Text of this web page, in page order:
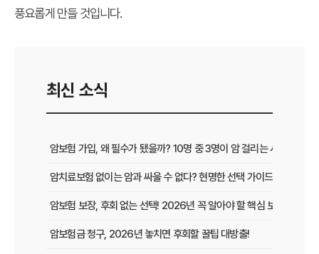
풍요롭게 만들 것입니다.
최신 소식
암보험 가입, 왜 필수가 됐을까? 10명 중 3명이 암 걸리는 시대, 현명
암치료보험 없이는 암과 싸울 수 없다? 현명한 선택 가이드
암보험 보장, 후회 없는 선택! 2026년 꼭 알아야 할 핵심 보장 가이드
암보험금 청구, 2026년 놓치면 후회할 꿀팁 대방출!